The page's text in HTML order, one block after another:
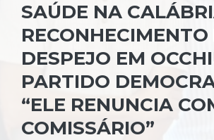
SAÚDE NA
RECONHECIMENTO
DESPEJO EM
PARTIDO
“ELE RENUNCIA
COMISSÁRIO”